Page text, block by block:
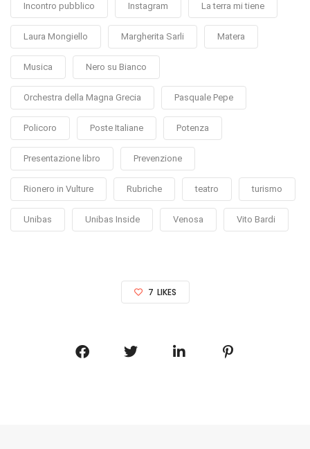
Incontro pubblico Instagram La terra mi tiene
Laura Mongiello Margherita Sarli Matera
Musica Nero su Bianco
Orchestra della Magna Grecia Pasquale Pepe
Policoro Poste Italiane Potenza
Presentazione libro Prevenzione
Rionero in Vulture Rubriche teatro turismo
Unibas Unibas Inside Venosa Vito Bardi
7 LIKES